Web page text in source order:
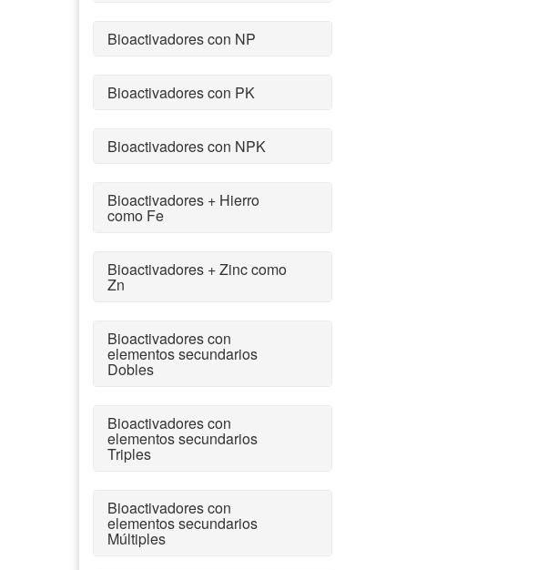
Bioactivadores con NP
Bioactivadores con PK
Bioactivadores con NPK
Bioactivadores + Hierro
como Fe
Bioactivadores + Zinc como
Zn
Bioactivadores con
elementos secundarios
Dobles
Bioactivadores con
elementos secundarios
Triples
Bioactivadores con
elementos secundarios
Múltiples